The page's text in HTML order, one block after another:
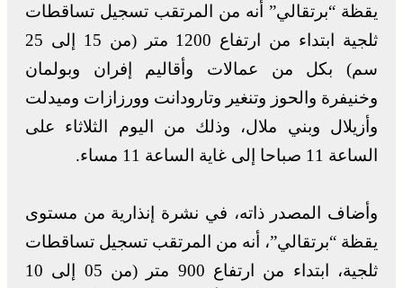
يقظة “برتقالي” أنه من المرتقب تسجيل تساقطات
ثلجية ابتداء من ارتفاع 1200 متر (من 15 إلى 25
سم) بكل من عمالات وأقاليم إفران وبولمان
وخنيفرة والحوز وتنغير وتارودانت وورزازات وميدلت
وأزيلال وبني ملال، وذلك من اليوم الثلاثاء على
الساعة 11 صباحا إلى غاية الساعة 11 مساء.
وأضاف المصدر ذاته، في نشرة إنذارية من مستوى
يقظة “برتقالي”، أنه من المرتقب تسجيل تساقطات
ثلجية، ابتداء من ارتفاع 900 متر (من 05 إلى 10